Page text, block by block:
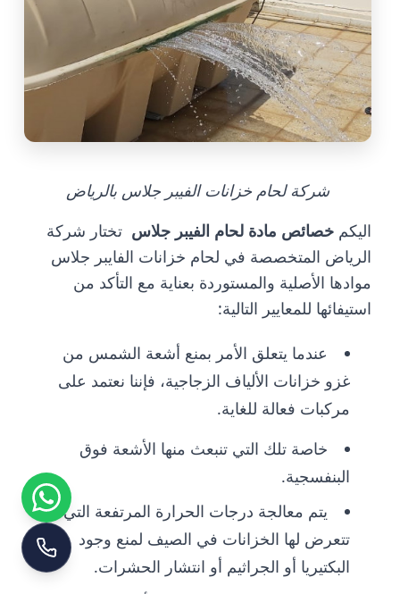
شركة لحام خزانات الفيبر جلاس بالرياض
اليكم خصائص مادة لحام الفيبر جلاس تختار شركة
الرياض المتخصصة في لحام خزانات الفايبر جلاس
موادها الأصلية والمستوردة بعناية مع التأكد من
استيفائها للمعايير التالية:
عندما يتعلق الأمر بمنع أشعة الشمس من
غزو خزانات الألياف الزجاجية، فإننا نعتمد على
مركبات فعالة للغاية.
خاصة تلك التي تنبعث منها الأشعة فوق
البنفسجية.
يتم معالجة درجات الحرارة المرتفعة التي
تتعرض لها الخزانات في الصيف لمنع وجود
البكتيريا أو الجراثيم أو انتشار الحشرات.